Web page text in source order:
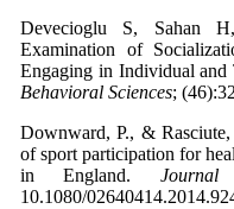
Devecioglu S, Sahan
Examination of
Engaging in Individual and
Behavioral Sciences;
Downward, P., &
of sport participation for
in England.
10.1080/